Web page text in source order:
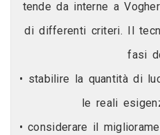
tende da interne a
di differenti criteri. Il
fasi
• stabilire la quantità di
le reali
• considerare il